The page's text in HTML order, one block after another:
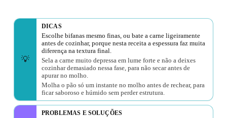
💡
DICAS
Escolhe bifanas mesmo finas, ou bate a carne ligeiramente
antes de cozinhar, porque nesta receita a espessura faz muita
diferença na textura final.
Sela a carne muito depressa em lume forte e não a deixes
cozinhar demasiado nessa fase, para não secar antes de
apurar no molho.
Molha o pão só um instante no molho antes de rechear, para
ficar saboroso e húmido sem perder estrutura.
PROBLEMAS E SOLUÇÕES